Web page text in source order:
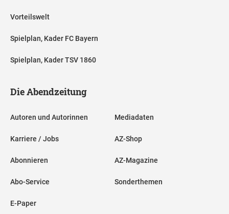
Vorteilswelt
Spielplan, Kader FC Bayern
Spielplan, Kader TSV 1860
Die Abendzeitung
Autoren und Autorinnen
Karriere / Jobs
Abonnieren
Abo-Service
E-Paper
Mediadaten
AZ-Shop
AZ-Magazine
Sonderthemen